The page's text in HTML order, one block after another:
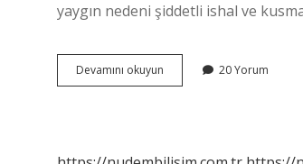
yaygın nedeni şiddetli ishal ve
Devamını okuyun Bağırsak
Susuz
20 Yorum